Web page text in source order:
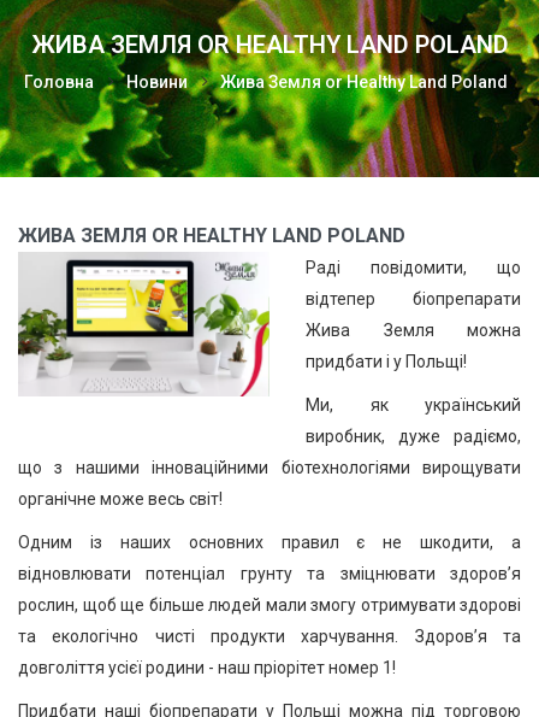
ЖИВА ЗЕМЛЯ OR HEALTHY LAND POLAND
Головна Новини Жива Земля or Healthy Land Poland
ЖИВА ЗЕМЛЯ OR HEALTHY LAND POLAND
Раді повідомити, що
відтепер біопрепарати
Жива Земля можна
придбати і у Польщі!
Ми, як український
виробник, дуже радіємо,
що з нашими інноваційними біотехнологіями вирощувати
органічне може весь світ!
Одним із наших основних правил є не шкодити, а
відновлювати потенціал грунту та зміцнювати здоровʼя
рослин, щоб ще більше людей мали змогу отримувати здорові
та екологічно чисті продукти харчування. Здоровʼя та
довголіття усієї родини - наш пріорітет номер 1!
Придбати наші біопрепарати у Польщі можна під торговою